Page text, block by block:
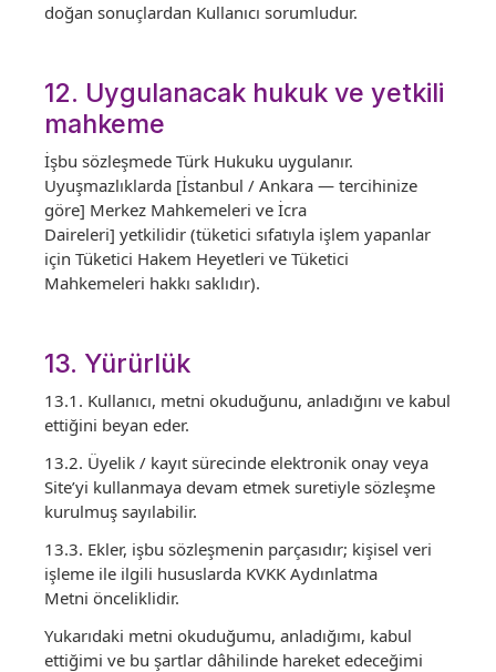
doğan sonuçlardan Kullanıcı sorumludur.
12. Uygulanacak hukuk ve yetkili
mahkeme
İşbu sözleşmede Türk Hukuku uygulanır.
Uyuşmazlıklarda [İstanbul / Ankara — tercihinize
göre] Merkez Mahkemeleri ve İcra
Daireleri] yetkilidir (tüketici sıfatıyla işlem yapanlar
için Tüketici Hakem Heyetleri ve Tüketici
Mahkemeleri hakkı saklıdır).
13. Yürürlük
13.1. Kullanıcı, metni okuduğunu, anladığını ve kabul
ettiğini beyan eder.
13.2. Üyelik / kayıt sürecinde elektronik onay veya
Site’yi kullanmaya devam etmek suretiyle sözleşme
kurulmuş sayılabilir.
13.3. Ekler, işbu sözleşmenin parçasıdır; kişisel veri
işleme ile ilgili hususlarda KVKK Aydınlatma
Metni önceliklidir.
Yukarıdaki metni okuduğumu, anladığımı, kabul
ettiğimi ve bu şartlar dâhilinde hareket edeceğimi